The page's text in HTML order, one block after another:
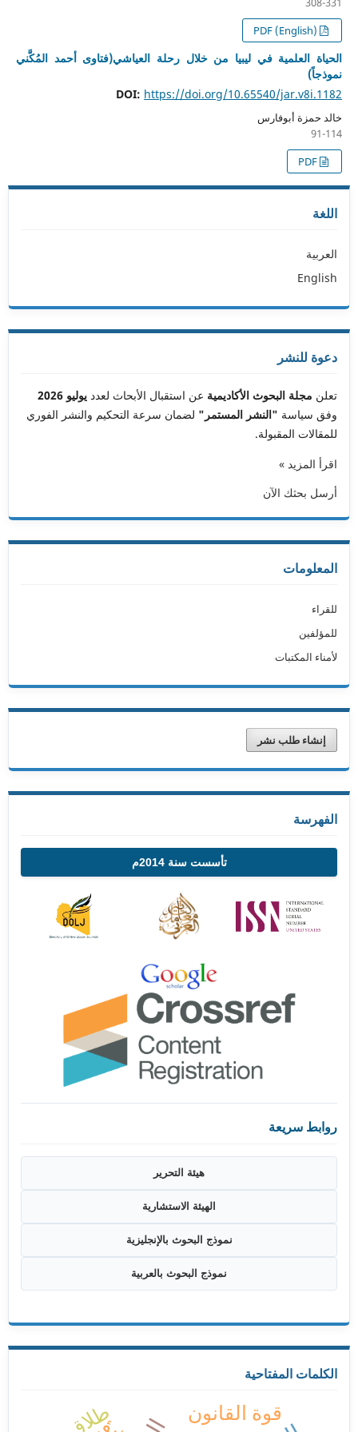
الحياة العلمية في ليبيا من خلال رحلة العياشي(فتاوى أحمد المُكَّني
نموذجاً)
DOI: https://doi.org/10.65540/jar.v8i.1182
خالد حمزة أبوفارس
91-114
PDF
اللغة
العربية
English
دعوة للنشر
تعلن مجلة البحوث الأكاديمية عن استقبال الأبحاث لعدد يوليو 2026
وفق سياسة "النشر المستمر" لضمان سرعة التحكيم والنشر الفوري
للمقالات المقبولة.
اقرأ المزيد »
أرسل بحثك الآن
المعلومات
للقراء
للمؤلفين
لأمناء المكتبات
إنشاء طلب نشر
الفهرسة
تأسست سنة 2014م
روابط سريعة
هيئة التحرير
الهيئة الاستشارية
نموذج البحوث بالإنجليزية
نموذج البحوث بالعربية
الكلمات المفتاحية
قوة القانون طلاق